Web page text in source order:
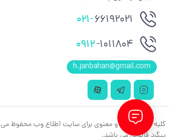
021-66192021
0912-1011804
h.janbahan@gmail.com
کلیه حقوق مادی و معنوی برای سایت اطلاع وب محفوظ